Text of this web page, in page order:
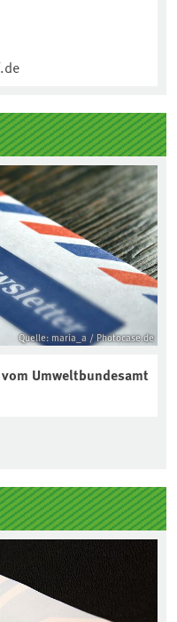
Quelle: maria_a / Photocase.de
Umweltbundesamt